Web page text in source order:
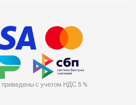
с учетом НДС 5 %